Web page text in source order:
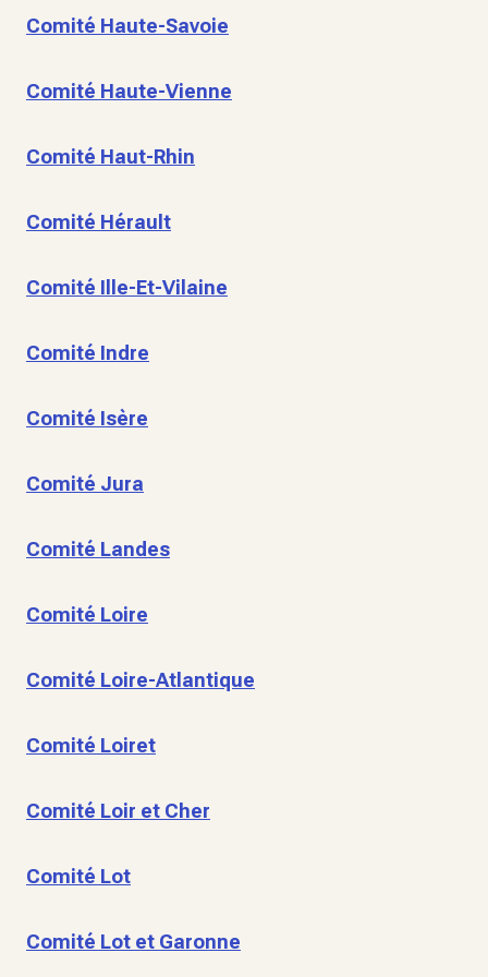
Comité Haute-Savoie
Comité Haute-Vienne
Comité Haut-Rhin
Comité Hérault
Comité Ille-Et-Vilaine
Comité Indre
Comité Isère
Comité Jura
Comité Landes
Comité Loire
Comité Loire-Atlantique
Comité Loiret
Comité Loir et Cher
Comité Lot
Comité Lot et Garonne